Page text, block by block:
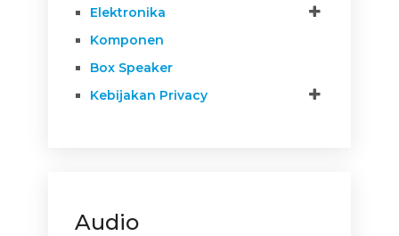
Elektronika
Komponen
Box Speaker
Kebijakan Privacy
Audio